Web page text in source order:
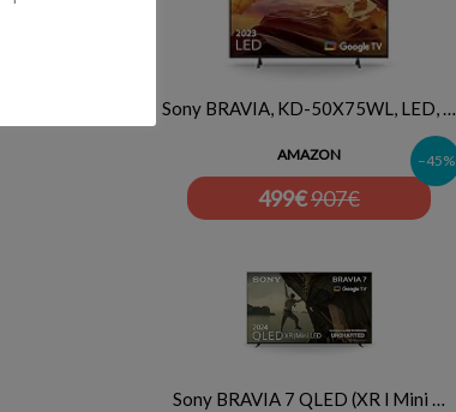
Sony BRAVIA, KD-50X75WL, LED, …
AMAZON
499€907€
–45%
Sony BRAVIA 7 QLED (XR l Mini …